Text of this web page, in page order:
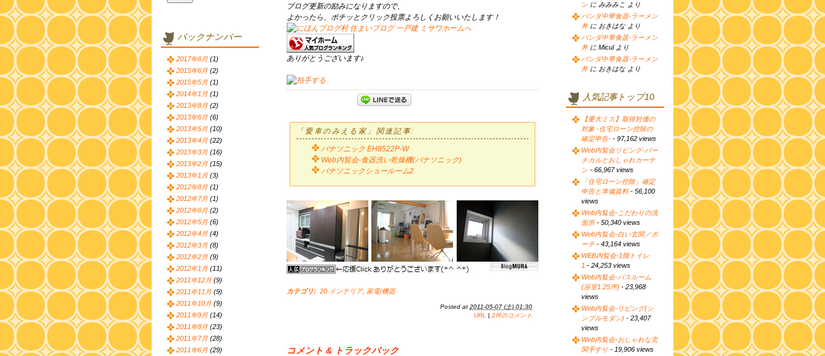
ブログ更新の励みになりますので、
よかったら、ポチッとクリック投票よろしくお願いいたします！
ありがとうございます♪
「愛車のみえる家」関連記事:
パナソニック EH8522P-W
Web内覧会-食器洗い乾燥機(パナソニック)
パナソニックショールーム2
カテゴリ: 20.インテリア, 家電/機器
Posted at 2011-05-07 (土) 01:30
URL
| 2件のコメント
コメント & トラックバック
バックナンバー
2017年6月 (1)
2015年6月 (2)
2015年5月 (1)
2014年1月 (1)
2013年8月 (2)
2013年6月 (6)
2013年5月 (10)
2013年4月 (22)
2013年3月 (16)
2013年2月 (15)
2013年1月 (3)
2012年8月 (1)
2012年7月 (1)
2012年6月 (2)
2012年5月 (6)
2012年4月 (4)
2012年3月 (8)
2012年2月 (9)
2012年1月 (11)
2011年12月 (9)
2011年11月 (9)
2011年10月 (9)
2011年9月 (14)
2011年8月 (23)
2011年7月 (28)
2011年6月 (29)
ン に みみみこ より
パンダ中華食器-ラーメン
丼に おきはな より
パンダ中華食器-ラーメン
丼に Micul より
パンダ中華食器-ラーメン
丼に おきはな より
人気記事トップ10
【重大ミス】取得対価の
対象 -住宅ローン控除の
確定申告- - 97,162 views
Web内覧会リビング-バー
チカルとおしゃれカーテ
ン - 66,967 views
「住宅ローン控除」確定
申告と準備資料 - 56,100
views
Web内覧会-こだわりの洗
面所- 50,340 views
Web内覧会-白い玄関／ポ
ーチ - 43,164 views
WEB内覧会-1階トイレ
1 - 24,253 views
Web内覧会-バスルーム
(浴室1.25坪) - 23,968
views
Web内覧会-リビング(シ
ンプルモダン) - 23,407
views
Web内覧会-おしゃれな玄
関手すり - 19,906 views